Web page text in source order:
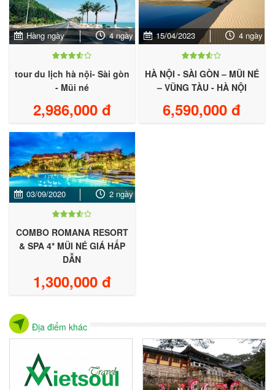
Hàng ngày 4 ngày
tour du lịch hà nội- Sài gòn
- Mũi né
2,986,000 đ
15/04/2023 4 ngày
HÀ NỘI - SÀI GÒN – MŨI NÉ
– VŨNG TÀU - HÀ NỘI
6,590,000 đ
03/09/2020 2 ngày
COMBO ROMANA RESORT
& SPA 4* MŨI NÉ GIÁ HẤP
DẪN
1,300,000 đ
Địa điểm khác